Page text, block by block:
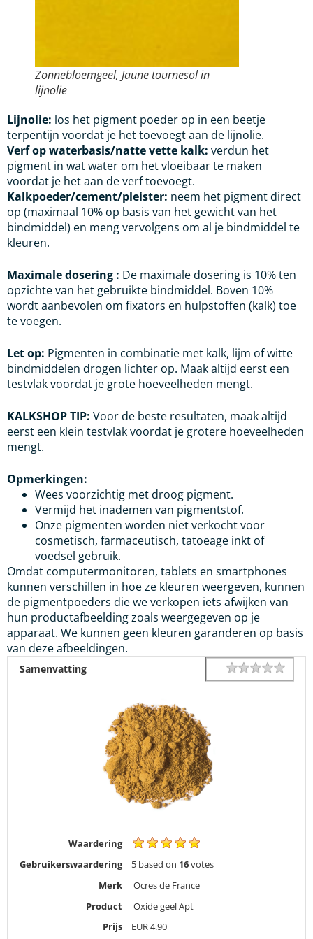
Zonnebloemgeel, Jaune tournesol in
lijnolie
Lijnolie: los het pigment poeder op in een beetje
terpentijn voordat je het toevoegt aan de lijnolie.
Verf op waterbasis/natte vette kalk: verdun het
pigment in wat water om het vloeibaar te maken
voordat je het aan de verf toevoegt.
Kalkpoeder/cement/pleister: neem het pigment direct
op (maximaal 10% op basis van het gewicht van het
bindmiddel) en meng vervolgens om al je bindmiddel te
kleuren.
Maximale dosering : De maximale dosering is 10% ten
opzichte van het gebruikte bindmiddel. Boven 10%
wordt aanbevolen om fixators en hulpstoffen (kalk) toe
te voegen.
Let op: Pigmenten in combinatie met kalk, lijm of witte
bindmiddelen drogen lichter op. Maak altijd eerst een
testvlak voordat je grote hoeveelheden mengt.
KALKSHOP TIP: Voor de beste resultaten, maak altijd
eerst een klein testvlak voordat je grotere hoeveelheden
mengt.
Opmerkingen:
Wees voorzichtig met droog pigment.
Vermijd het inademen van pigmentstof.
Onze pigmenten worden niet verkocht voor
cosmetisch, farmaceutisch, tatoeage inkt of
voedsel gebruik.
Omdat computermonitoren, tablets en smartphones
kunnen verschillen in hoe ze kleuren weergeven, kunnen
de pigmentpoeders die we verkopen iets afwijken van
hun productafbeelding zoals weergegeven op je
apparaat. We kunnen geen kleuren garanderen op basis
van deze afbeeldingen.
Samenvatting Rating 1 star
2
3
4
5
Waardering
Gebruikerswaardering
5based on 16votes
Merk
Ocres de France
Product
Oxide geel Apt
Prijs
EUR4.90